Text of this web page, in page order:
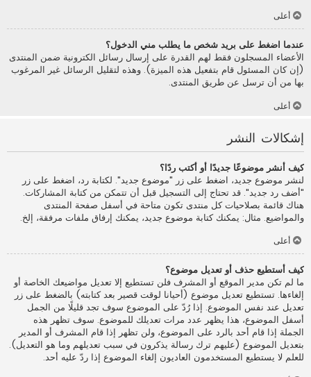
أعلى
عندما اضغط على بريد شخص ما يطلب مني الدخول؟
الأعضاء المسجلون فقط لهم القدرة على إرسال رسائل الكترونية ضمن المنتدى
(إن كان المسئول قام بتفعيل هذه الميزة). وهذه لتقليل الرسائل غير المرغوب
بها من أن ترسل عن طريق المنتدى.
أعلى
إشكالات النشر
كيف أنشر موضوعًا جديدًا أو أكتب ردًا؟
لنشر موضوع جديد، اضغط على زر "موضوع جديد". لكتابة رد، اضغط على زر
"أضف رد جديد". قد تحتاج إلى التسجيل قبل أن تتمكن من كتابة المشاركات.
هناك قائمة بصلاحيات كل منتدى تكون متاحة في أسفل صفحة المنتدى
والمواضيع. مثال: يمكنك كتابة موضوع جديد، يمكنك إرفاق ملفات مرفقة، إلخ.
أعلى
كيف أستطيع حذف أو تعديل موضوع؟
ما لم تكن مدير الموقع أو المشرف فلن تستطيع إلا تعديل مواضيعك الخاصة أو
إلغاءها. تستطيع تعديل موضوع (أحيانا لوقت قصير بعد كتابته) بالضغط على زر
تعديل عند نفس الموضوع. إذا رُدّ على الموضوع سوف تجد قليلًا من الجمل
أسفل الموضوع، هذا يظهر عدد مرات تعديلك للموضوع. سوف تظهر هذه
الجملة إذا قام أحد بالرد على الموضوع، ولن تظهر إذا قام المشرف أو المدير
بتعديل الموضوع (عليهم ترك رسالة يذكرون في سبب تعديلهم وما هو التعديل).
للعلم لا يستطيع المستخدمون العاديون إلغاء الموضوع إذا ردّ عليه أحد.